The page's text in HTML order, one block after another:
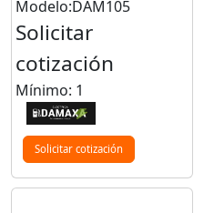
Modelo:DAM105
Solicitar
cotización
Mínimo: 1
Solicitar cotización